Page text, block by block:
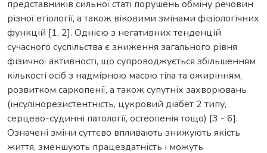
представників сильної статі порушень обміну речовин
різної етіології, а також віковими змінами фізіологічних
функцій [1, 2]. Однією з негативних тенденцій
сучасного суспільства є зниження загального рівня
фізичної активності, що супроводжується збільшенням
кількості осіб з надмірною масою тіла та ожирінням,
розвитком саркопенії, а також супутніх захворювань
(інсулінорезистентність, цукровий діабет 2 типу,
серцево-судинні патології, остеопенія тощо) [3 - 6].
Означені зміни суттєво впливають знижують якість
життя, зменшують працездатність і можуть